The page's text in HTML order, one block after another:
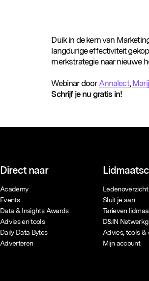
Duik in de kern van
langdurige effectiviteit
merkstrategie naar nieuwe
Webinar doorAnnalect,
Schrijf je nu gratis in!
Direct naar
Academy
Events
Data & Insights Awards
Advies en tools
Daily Data Bytes
Adverteren
Ledenoverzicht
Sluit je aan
Tarieven
D&IN
Advies, tools &
Mijn account